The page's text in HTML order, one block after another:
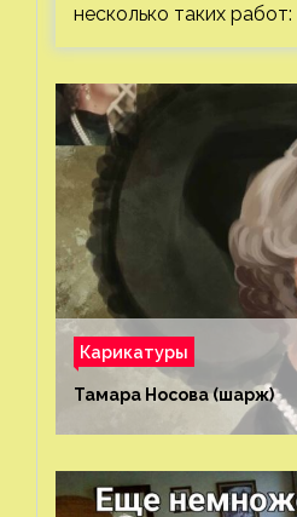
несколько таких работ:
Карикатуры
Тамара Носова (шарж)⁠⁠